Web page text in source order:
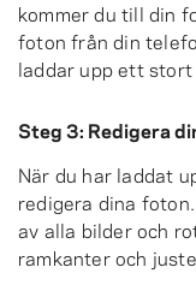
kommer du till din
foton från din
laddar upp ett
Steg 3: Redigera
När du har laddat
redigera dina
av alla bilder och
ramkanter och